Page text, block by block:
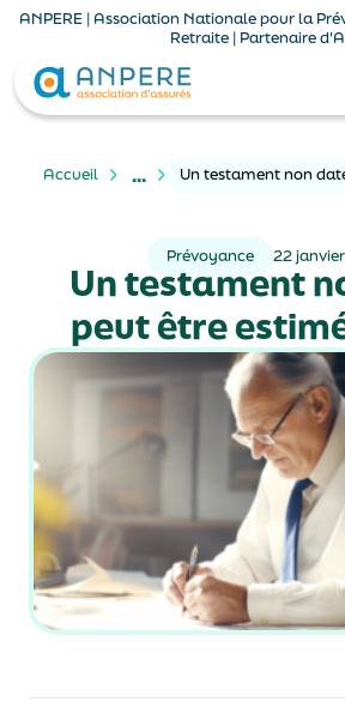
ANPERE | Association Nationale pour la
Retraite | Partenaire
Accueil ...
Prévoyance 22
Un testament
peut être